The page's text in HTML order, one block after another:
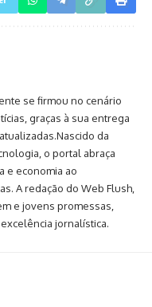
se firmou no cenário
graças à sua entrega
da
o portal abraça
e economia ao
A redação do Web Flush,
e jovens promessas,
jornalística.